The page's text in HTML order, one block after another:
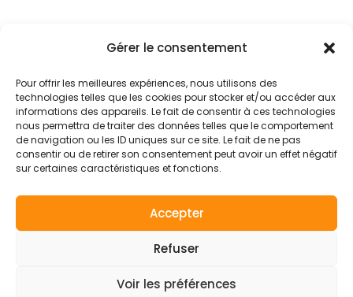
Gérer le consentement
Pour offrir les meilleures expériences, nous utilisons des
technologies telles que les cookies pour stocker et/ou accéder aux
informations des appareils. Le fait de consentir à ces technologies
nous permettra de traiter des données telles que le comportement
de navigation ou les ID uniques sur ce site. Le fait de ne pas
consentir ou de retirer son consentement peut avoir un effet négatif
sur certaines caractéristiques et fonctions.
Accepter
Refuser
Voir les préférences
Politique de confidentialité
Politique de cookies (UE)
© 2026 - Axes pluriels